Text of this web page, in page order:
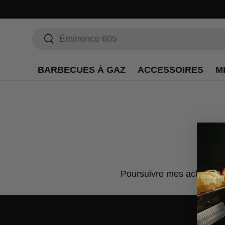
Recherche
Rechercher
BARBECUES À GAZ ACCESSOIRES
Poursuivre mes achats.